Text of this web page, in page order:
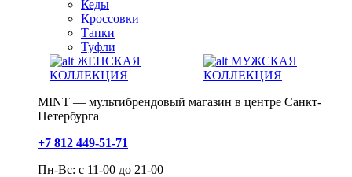
Кеды
Кроссовки
Тапки
Туфли
ЖЕНСКАЯ
КОЛЛЕКЦИЯ
МУЖСКАЯ
КОЛЛЕКЦИЯ
MINT — мультибрендовый магазин в центре Санкт-
Петербурга
+7 812 449-51-71
Пн-Вс: с 11-00 до 21-00